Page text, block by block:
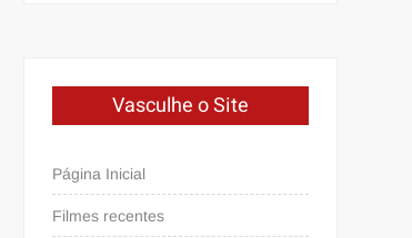
Vasculhe o Site
Página Inicial
Filmes recentes